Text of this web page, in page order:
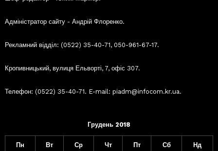
Адміністратор сайту - Андрій Флоренко.
Рекламний відділ: (0522) 35-40-71, 050-961-67-17.
Кропивницький, вулиця Ельворті, 7, офіс 307.
Телефон: (0522) 35-40-71. E-mail: piadm@infocom.kr.ua.
Грудень 2018
Пн Вт Ср Чт Пт Сб Нд